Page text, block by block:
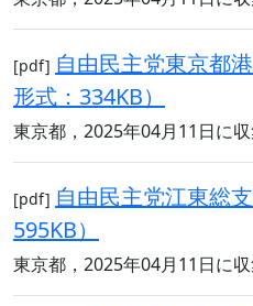
[pdf] 自由民主党東京都
形式：334KB）
東京都，2025年04月11日に
[pdf] 自由民主党江東総
595KB）
東京都，2025年04月11日に